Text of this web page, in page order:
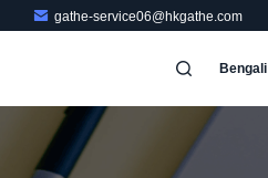
gathe-service06@hkgathe.com
Bengali